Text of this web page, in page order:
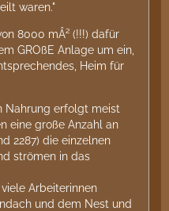
waren."
8000 mÂ² (!!!) dafür
GROßE Anlage um ein,
Heim für
Nahrung erfolgt meist
eine große Anzahl an
2287) die einzelnen
strömen in das
Arbeiterinnen
und dem Nest und